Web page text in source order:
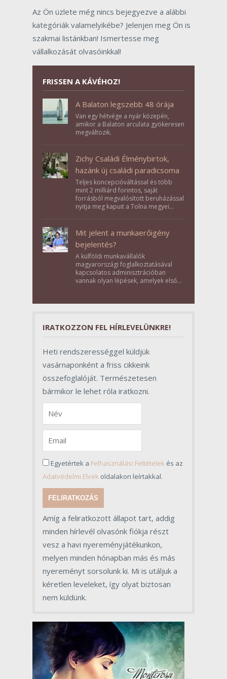
Az Ön üzlete még nincs bejegyezve a alábbi
kategóriák valamelyikébe? Jelenjen meg Ön is
szakmai listánkban! Ismertesse meg
vállalkozását olvasóinkkal!
FRISSEN A KÁVÉHOZ!
A Balaton legszebb 48 órája
Van egy hétvége a nyár közepén,
amikor a Balaton arculata gyökeresen
megváltozik.
Zichy Családi Élménybirtok,
hazánk új családi paradicsoma
Teljes koncepcióváltással és több
mint 2 milliárd forintos, saját
forrásból megvalósított beruházással
nyitja meg kapuit a Tolna megyei
Mit jelent a munkaerőigény
bejelentés?
A külföldi munkavállalók
magyarországi foglalkoztatásával
kapcsolatos adminisztrációban
vannak olyan lépések, amelyek első
szerepet töltenek be az egész
IRATKOZZON FEL HÍRLEVELÜNKRE!
Heti rendszerességgel küldjük
vasárnaponként a friss cikkeink
összefoglalóját. Természetesen
bármikor le lehet róla iratkozni.
Egyetértek a Felhasználási Feltételek és az
Adatvédelmi Elvek oldalakon leírtakkal.
FELIRATKOZÁS
Amíg a feliratkozott állapot tart, addig
minden hírlevél olvasónk fiókja részt
vesz a havi nyereményjátékunkon,
melyen minden hónapban más és más
nyereményt sorsolunk ki. Mi is utáljuk a
kéretlen leveleket, így olyat biztosan
nem küldünk.